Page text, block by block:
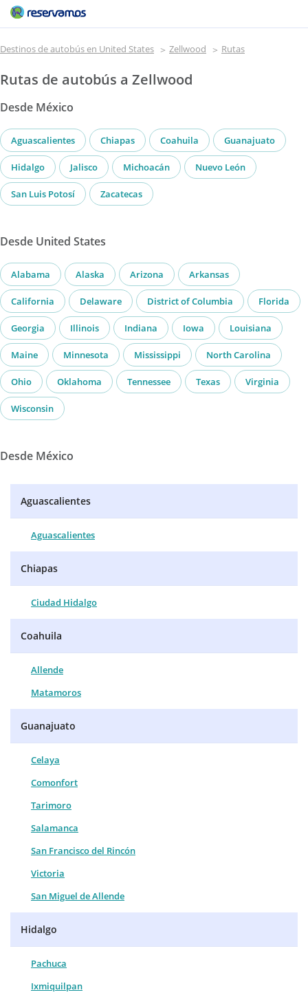
Destinos de autobús en United States Zellwood Rutas
Rutas de autobús a Zellwood
Desde México
Aguascalientes Chiapas Coahuila Guanajuato
Hidalgo Jalisco Michoacán Nuevo León
San Luis Potosí Zacatecas
Desde United States
Alabama Alaska Arizona Arkansas
California Delaware District of Columbia Florida
Georgia Illinois Indiana Iowa Louisiana
Maine Minnesota Mississippi North Carolina
Ohio Oklahoma Tennessee Texas Virginia
Wisconsin
Desde México
Aguascalientes
Aguascalientes
Chiapas
Ciudad Hidalgo
Coahuila
Allende
Matamoros
Guanajuato
Celaya
Comonfort
Tarimoro
Salamanca
San Francisco del Rincón
Victoria
San Miguel de Allende
Hidalgo
Pachuca
Ixmiquilpan